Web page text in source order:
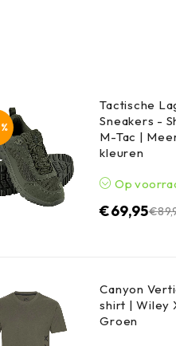
Tactische
Sneakers -
M-Tac |
kleuren
Op
€
€69,95
Canyon
shirt | Wiley
Groen